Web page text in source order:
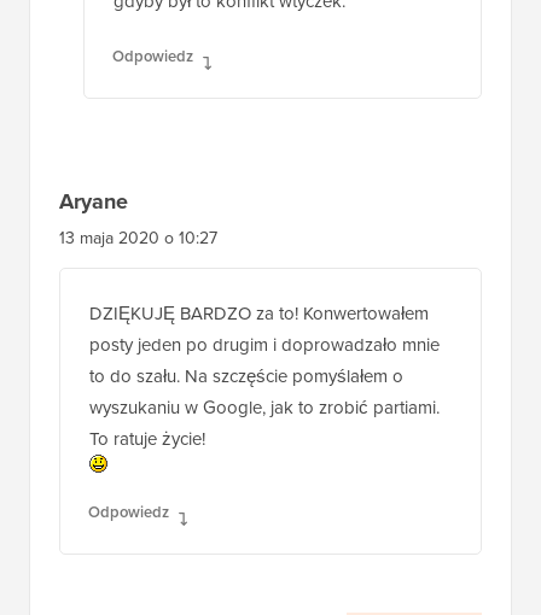
Odpowiedz
Aryane
13 maja 2020 o 10:27
DZIĘKUJĘ BARDZO za to! Konwertowałem
posty jeden po drugim i doprowadzało mnie
to do szału. Na szczęście pomyślałem o
wyszukaniu w Google, jak to zrobić partiami.
To ratuje życie!
Odpowiedz